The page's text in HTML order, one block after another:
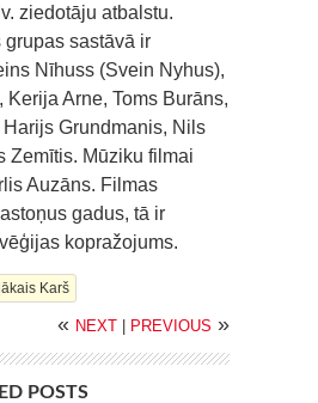
ziedotāju atbalstu.
grupas sastāvā ir
Nīhuss (Svein Nyhus),
Kerija Arne, Toms Burāns,
Harijs Grundmanis, Nils
Zemītis. Mūziku filmai
Auzāns. Filmas
gadus, tā ir
kopražojums.
Karš
« NEXT PREVIOUS »
POSTS